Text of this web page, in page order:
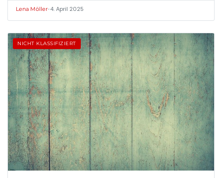
Lena Möller•4. April 2025
NICHT KLASSIFIZIERT